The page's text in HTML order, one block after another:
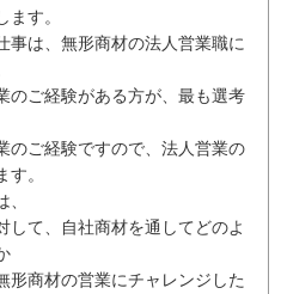
す。
事は、無形商材の法人営業職に
のご経験がある方が、最も選考
のご経験ですので、法人営業の
。
して、自社商材を通してどのよ
形商材の営業にチャレンジした